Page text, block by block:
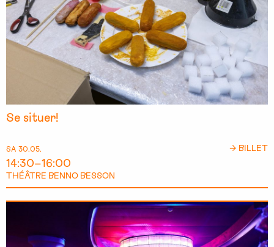
SA 30.05.
14:30–16:00
THÉÂTRE BENNO BESSON
Se situer!
→ BILLET